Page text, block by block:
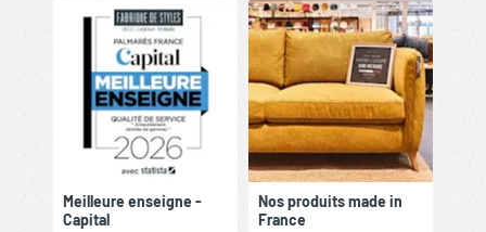
Meilleure enseigne -
Capital
Nos produits made in
France